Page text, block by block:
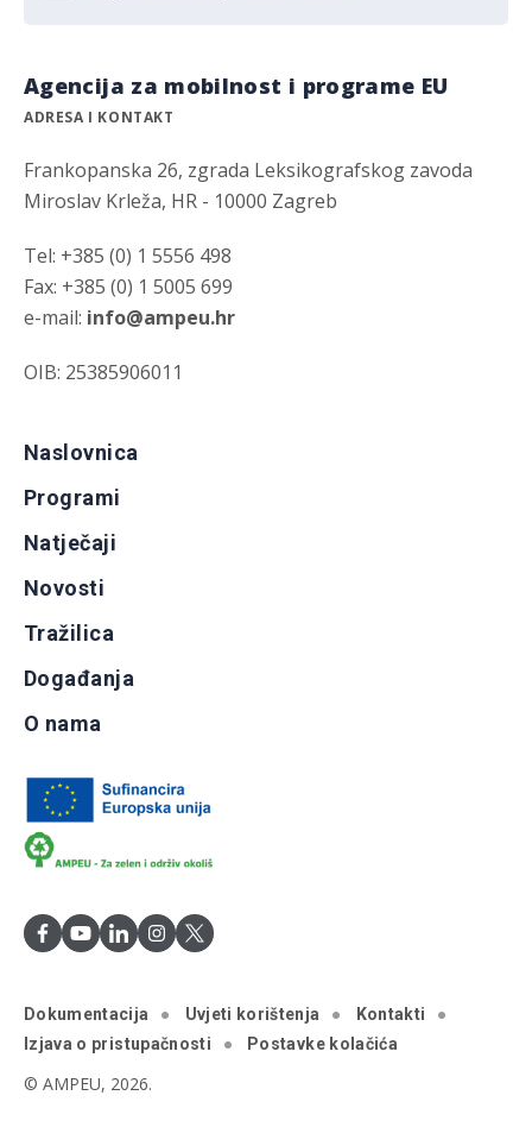
Agencija za mobilnost i programe EU
ADRESA I KONTAKT
Frankopanska 26, zgrada Leksikografskog zavoda
Miroslav Krleža, HR - 10000 Zagreb
Tel: +385 (0) 1 5556 498
Fax: +385 (0) 1 5005 699
e-mail: info@ampeu.hr
OIB: 25385906011
Naslovnica
Programi
Natječaji
Novosti
Tražilica
Događanja
O nama
Dokumentacija Uvjeti korištenja
Kontakti
Izjava o pristupačnosti
Postavke kolačića
© AMPEU, 2026.